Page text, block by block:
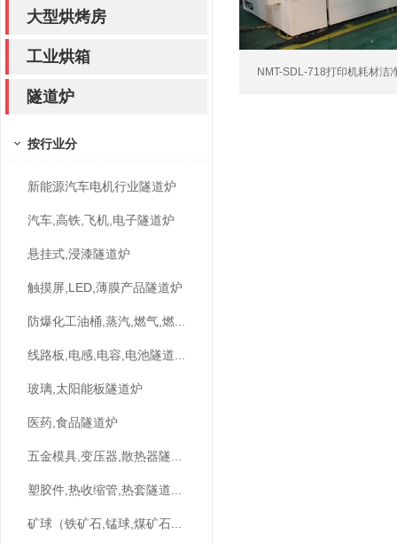
大型烘烤房
工业烘箱
隧道炉
按行业分
新能源汽车电机行业隧道炉
汽车,高铁,飞机,电子隧道炉
悬挂式,浸漆隧道炉
触摸屏,LED,薄膜产品隧道炉
防爆化工油桶,蒸汽,燃气,燃...
线路板,电感,电容,电池隧道...
玻璃,太阳能板隧道炉
医药,食品隧道炉
五金模具,变压器,散热器隧...
塑胶件,热收缩管,热套隧道...
矿球（铁矿石,锰球,煤矿石...
NMT-SDL-718打印机耗材洁